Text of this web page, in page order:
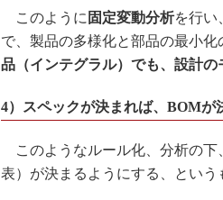
このように 固定変動分析を行い
で、製品の多様化と部品の最小化
品（インテグラル）でも、設計
4）スペックが決まれば、BOMが
このようなルール化、分析の下
表）が決まるようにする、という